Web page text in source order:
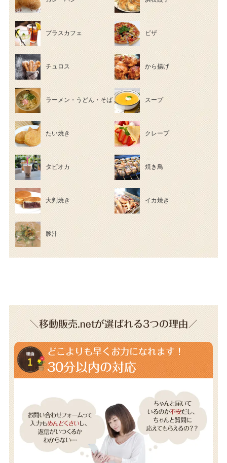
プラスカフェ ピザ
チュロス から揚げ
ラーメン・うどん・そば スープ
たい焼き クレープ
タピオカ 焼き鳥
大判焼き イカ焼き
豚汁
＼移動販売.netが選ばれる3つの理由／
どこよりも早くお力になれます！
30分以内の対応